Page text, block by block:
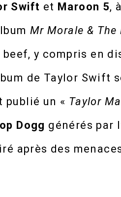
Swift et Maroon 5,
Mr Morale & The
y compris en
de Taylor Swift
publié un « Taylor
Dogg générés par
après des